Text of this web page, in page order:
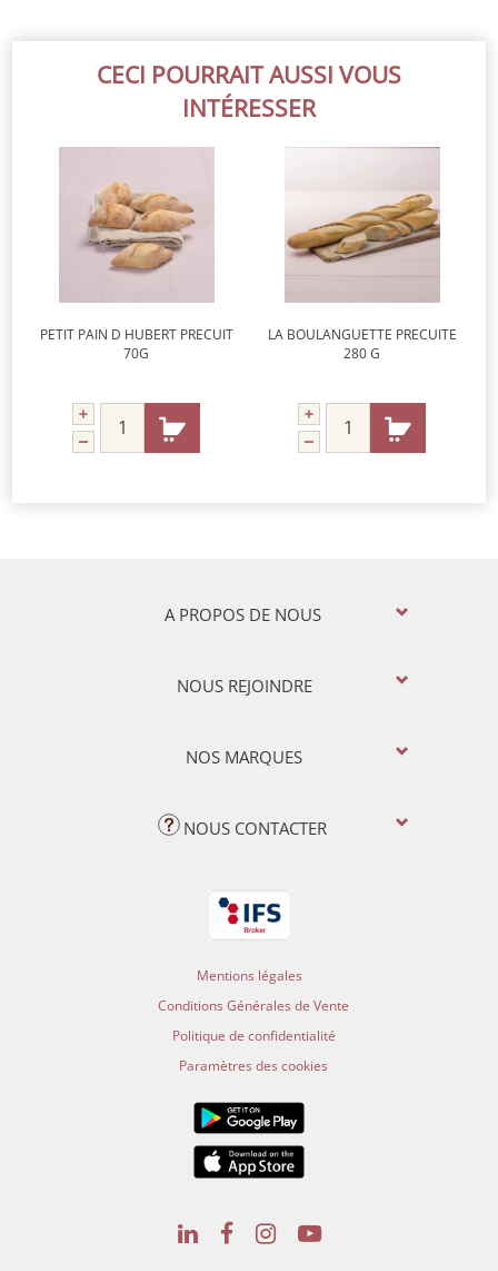
CECI POURRAIT AUSSI VOUS
INTÉRESSER
PETIT PAIN D HUBERT PRECUIT
70G
LA BOULANGUETTE PRECUITE
280 G
A PROPOS DE NOUS
NOUS REJOINDRE
NOS MARQUES
NOUS CONTACTER
Mentions légales
Conditions Générales de Vente
Politique de confidentialité
Paramètres des cookies